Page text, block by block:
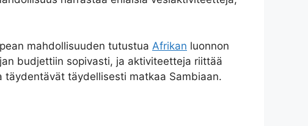
mahdollisuuden tutustua Afrikan luonnon
budjettiin sopivasti, ja aktiviteetteja riittää
täydentävät täydellisesti matkaa Sambiaan.